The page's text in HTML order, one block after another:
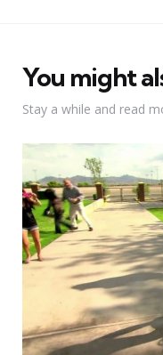
You might
Stay a while and read